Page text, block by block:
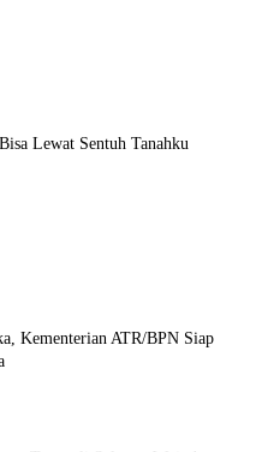
Lewat Sentuh Tanahku
Kementerian ATR/BPN Siap